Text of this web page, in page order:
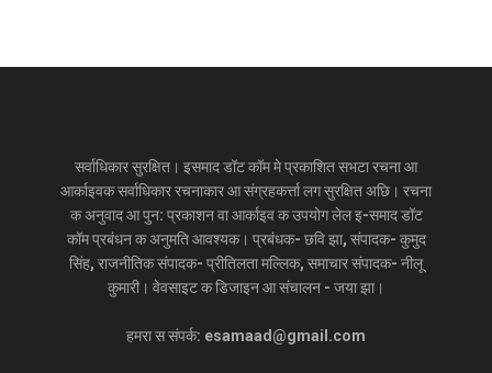
सर्वाधिकार सुरक्षित। इसमाद डॉट कॉम मे प्रकाशित सभटा रचना आ
आर्काइवक सर्वाधिकार रचनाकार आ संग्रहकर्त्ता लग सुरक्षित अछि। रचना
क अनुवाद आ पुन: प्रकाशन वा आर्काइव क उपयोग लेल इ-समाद डॉट
कॉम प्रबंधन क अनुमति आवश्यक। प्रबंधक- छवि झा, संपादक- कुमुद
सिंह, राजनीतिक संपादक- प्रीतिलता मल्लिक, समाचार संपादक- नीलू
कुमारी। वेवसाइट क डिजाइन आ संचालन - जया झा।
हमरा स संपर्क: esamaad@gmail.com